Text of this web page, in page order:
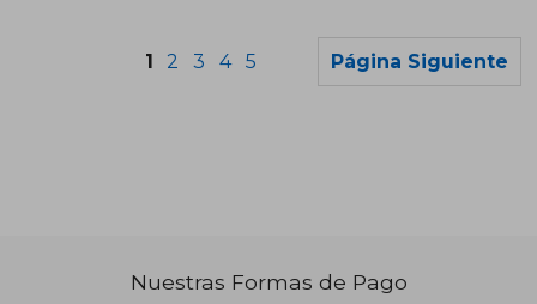
1 2 3 4 5 Página Siguiente
Nuestras Formas de Pago